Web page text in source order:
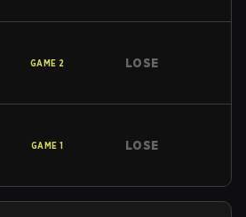
GAME 2 LOSE
GAME 1 LOSE